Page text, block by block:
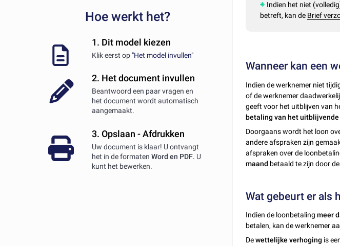
Hoe werkt het?
1. Dit model kiezen
Klik eerst op "Het model invullen"
2. Het document invullen
Beantwoord een paar vragen en
het document wordt automatisch
aangemaakt.
3. Opslaan - Afdrukken
Uw document is klaar! U ontvangt
het in de formaten Word en PDF. U
kunt het bewerken.
Indien het niet
betreft, kan de Brief
Wanneer kan een
Indien de werknemer niet
of de werknemer
geeft voor het uitblijven van
betaling van het
Doorgaans wordt het loon
andere afspraken zijn
afspraken over de
maand betaald te zijn door
Wat gebeurt er als
Indien de loonbetalingmeer
betalen, kan de werknemer
Dewettelijke verhoging is